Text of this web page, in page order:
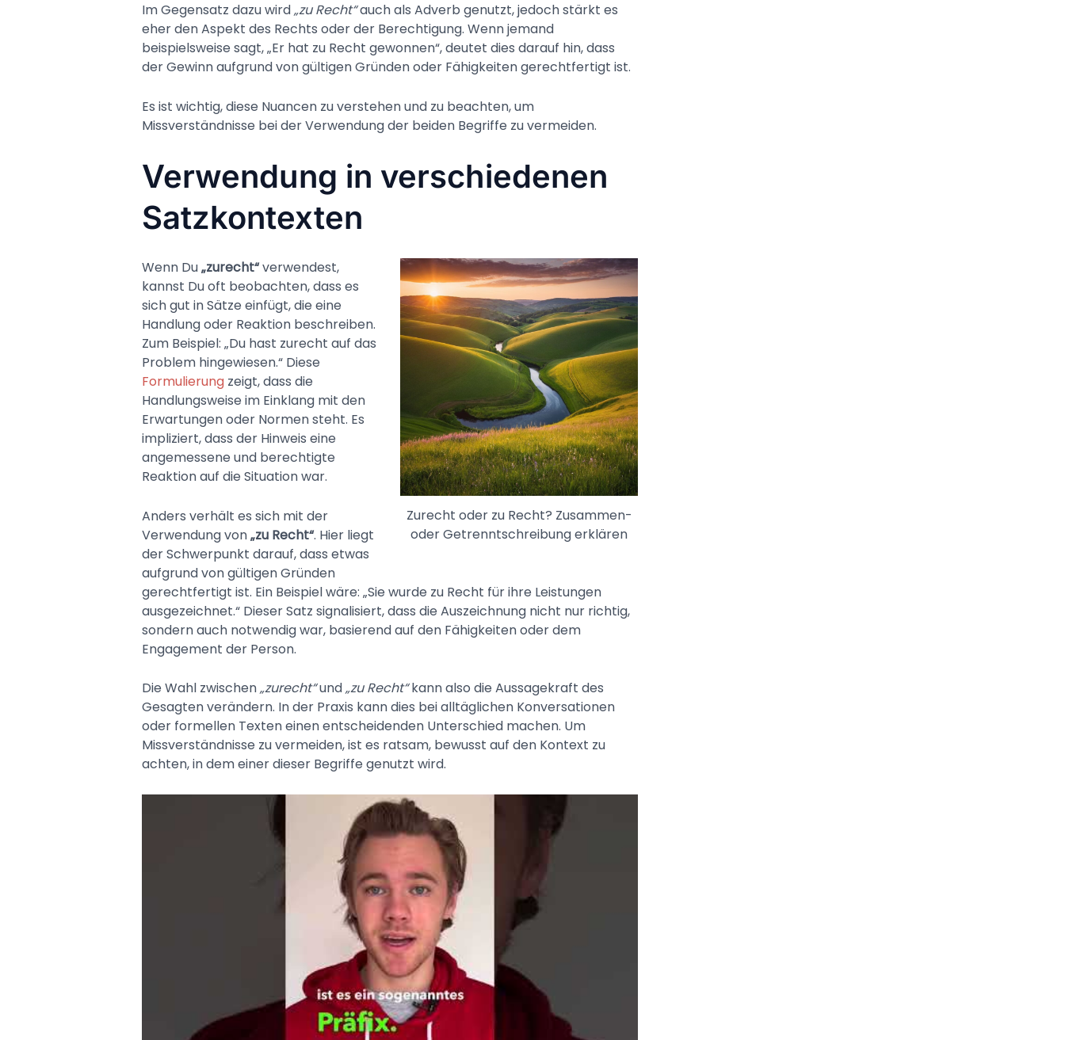
Im Gegensatz dazu wird„zu Recht“auch als Adverb genutzt, jedoch stärkt es
eher den Aspekt des Rechts oder der Berechtigung. Wenn jemand
beispielsweise sagt, „Er hat zu Recht gewonnen“, deutet dies darauf hin, dass
der Gewinn aufgrund von gültigen Gründen oder Fähigkeiten gerechtfertigt ist.
Es ist wichtig, diese Nuancen zu verstehen und zu beachten, um
Missverständnisse bei der Verwendung der beiden Begriffe zu vermeiden.
Verwendung in verschiedenen
Satzkontexten
Zurecht oder zu Recht? Zusammen-
oder Getrenntschreibung erklären
Wenn Du„zurecht“verwendest,
kannst Du oft beobachten, dass es
sich gut in Sätze einfügt, die eine
Handlung oder Reaktion beschreiben.
Zum Beispiel: „Du hast zurecht auf das
Problem hingewiesen.“ Diese
Formulierungzeigt, dass die
Handlungsweise im Einklang mit den
Erwartungen oder Normen steht. Es
impliziert, dass der Hinweis eine
angemessene und berechtigte
Reaktion auf die Situation war.
Anders verhält es sich mit der
Verwendung von„zu Recht“. Hier liegt
der Schwerpunkt darauf, dass etwas
aufgrund von gültigen Gründen
gerechtfertigt ist. Ein Beispiel wäre: „Sie wurde zu Recht für ihre Leistungen
ausgezeichnet.“ Dieser Satz signalisiert, dass die Auszeichnung nicht nur richtig,
sondern auch notwendig war, basierend auf den Fähigkeiten oder dem
Engagement der Person.
Die Wahl zwischen„zurecht“und„zu Recht“kann also die Aussagekraft des
Gesagten verändern. In der Praxis kann dies bei alltäglichen Konversationen
oder formellen Texten einen entscheidenden Unterschied machen. Um
Missverständnisse zu vermeiden, ist es ratsam, bewusst auf den Kontext zu
achten, in dem einer dieser Begriffe genutzt wird.